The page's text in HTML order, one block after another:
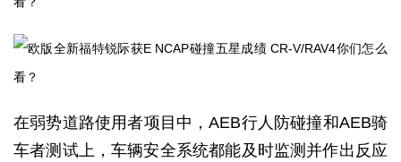
在弱势道路使用者项目中，AEB行人防碰撞和AEB骑
车者测试上，车辆安全系统都能及时监测并作出反应